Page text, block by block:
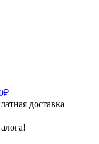
доставка